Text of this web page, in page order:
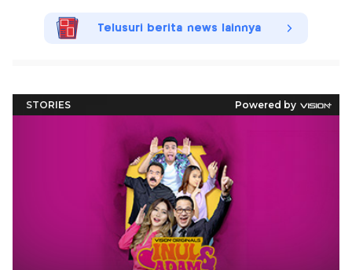
Telusuri berita news lainnya